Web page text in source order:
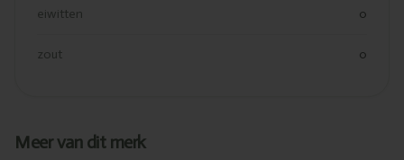
eiwitten 0
zout 0
Meer van dit merk